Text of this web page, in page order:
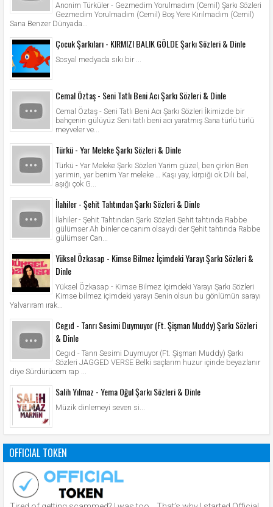
Anonim Türküler - Gezmedim Yorulmadım (Cemil) Şarkı Sözleri
Gezmedim Yorulmadım (Cemil) Boş Yere Kırılmadım (Cemil)
Sana Benzer Dünyada...
Çocuk Şarkıları - KIRMIZI BALIK GÖLDE Şarkı Sözleri & Dinle
Sosyal medyada sıkı bir ...
Cemal Öztaş - Seni Tatlı Beni Acı Şarkı Sözleri & Dinle
Cemal Öztaş - Seni Tatlı Beni Acı Şarkı Sözleri İkimizde bir
bahçenin gülüyüz Seni tatlı beni acı yaratmış Sana türlü türlü
meyveler ve...
Türkü - Yar Meleke Şarkı Sözleri & Dinle
Türkü - Yar Meleke Şarkı Sözleri Yarim güzel, ben çirkin Ben
yarimin, yar benim Yar meleke … Kaşı yay, kirpiği ok Dili bal,
aşığı çok G...
İlahiler - Şehit Tahtından Şarkı Sözleri & Dinle
İlahiler - Şehit Tahtından Şarkı Sözleri Şehit tahtında Rabbe
gülümser Ah binler ce canım olsaydı der Şehit tahtında Rabbe
gülümser Can...
Yüksel Özkasap - Kimse Bilmez İçimdeki Yarayı Şarkı Sözleri &
Dinle
Yüksel Özkasap - Kimse Bilmez İçimdeki Yarayı Şarkı Sözleri
Kimse bilmez içimdeki yarayı Senin olsun bu gönlümün sarayı
Yalvarıram ırak...
Cegıd - Tanrı Sesimi Duymuyor (Ft. Şişman Muddy) Şarkı Sözleri
& Dinle
Cegıd - Tanrı Sesimi Duymuyor (Ft. Şişman Muddy) Şarkı
Sözleri JAGGED VERSE Belki saçlarım huzur içinde beyazlanır
diye Sürdürücem rap ...
Salih Yılmaz - Yema Oğul Şarkı Sözleri & Dinle
Müzik dinlemeyi seven si...
OFFICIAL TOKEN